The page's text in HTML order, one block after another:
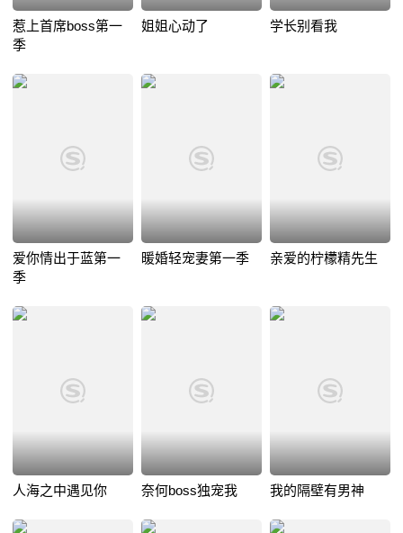
惹上首席boss第一
季
姐姐心动了 学长别看我
爱你情出于蓝第一
季
暖婚轻宠妻第一季 亲爱的柠檬精先生
人海之中遇见你 奈何boss独宠我 我的隔壁有男神